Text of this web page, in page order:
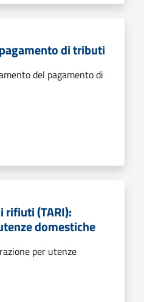
di tributi
del pagamento di
rifiuti (TARI):
domestiche
per utenze